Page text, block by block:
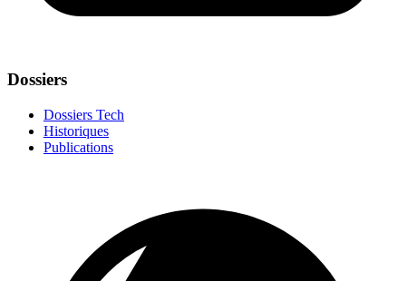
Dossiers
Dossiers Tech
Historiques
Publications